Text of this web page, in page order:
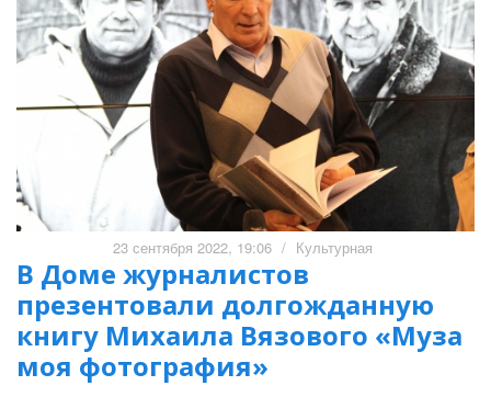
23 сентября 2022, 19:06 / Культурная
В Доме журналистов
презентовали долгожданную
книгу Михаила Вязового «Муза
моя фотография»